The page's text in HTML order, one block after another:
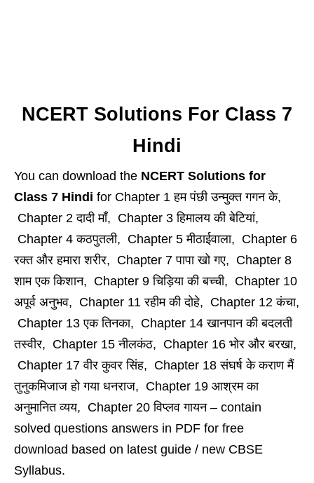
NCERT Solutions For Class 7
Hindi
You can download the NCERT Solutions for
Class 7 Hindi for Chapter 1 हम पंछी उन्मुक्त गगन के,
Chapter 2 दादी माँ, Chapter 3 हिमालय की बेटियां,
Chapter 4 कठपुतली, Chapter 5 मीठाईवाला, Chapter 6
रक्त और हमारा शरीर, Chapter 7 पापा खो गए, Chapter 8
शाम एक किशान, Chapter 9 चिड़िया की बच्ची, Chapter 10
अपूर्व अनुभव, Chapter 11 रहीम की दोहे, Chapter 12 कंचा,
Chapter 13 एक तिनका, Chapter 14 खानपान की बदलती
तस्वीर, Chapter 15 नीलकंठ, Chapter 16 भोर और बरखा,
Chapter 17 वीर कुवर सिंह, Chapter 18 संघर्ष के कराण मैं
तुनुकमिजाज हो गया धनराज, Chapter 19 आश्रम का
अनुमानित व्यय, Chapter 20 विप्लव गायन – contain
solved questions answers in PDF for free
download based on latest guide / new CBSE
Syllabus.